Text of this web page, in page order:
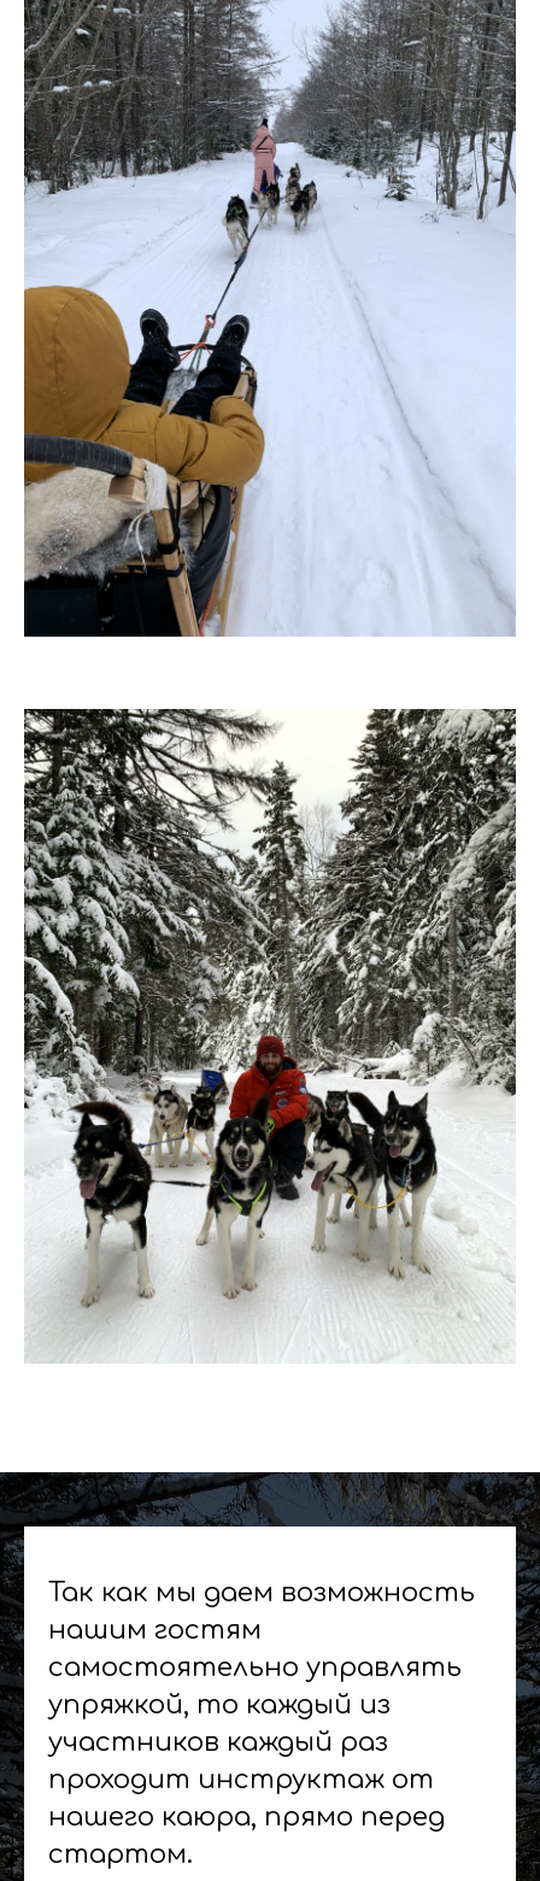
Так как мы даем возможность
нашим гостям
самостоятельно управлять
упряжкой, то каждый из
участников каждый раз
проходит инструктаж от
нашего каюра, прямо перед
стартом.